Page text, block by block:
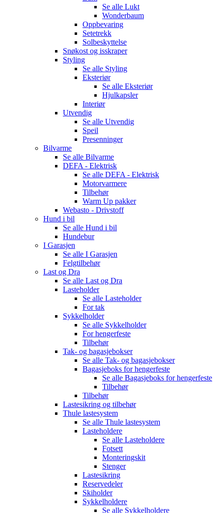
Se alle Lukt
Wonderbaum
Oppbevaring
Setetrekk
Solbeskyttelse
Snøkost og isskraper
Styling
Se alle Styling
Eksteriør
Se alle Eksteriør
Hjulkapsler
Interiør
Utvendig
Se alle Utvendig
Speil
Presenninger
Bilvarme
Se alle Bilvarme
DEFA - Elektrisk
Se alle DEFA - Elektrisk
Motorvarmere
Tilbehør
Warm Up pakker
Webasto - Drivstoff
Hund i bil
Se alle Hund i bil
Hundebur
I Garasjen
Se alle I Garasjen
Felgtilbehør
Last og Dra
Se alle Last og Dra
Lasteholder
Se alle Lasteholder
For tak
Sykkelholder
Se alle Sykkelholder
For hengerfeste
Tilbehør
Tak- og bagasjebokser
Se alle Tak- og bagasjebokser
Bagasjeboks for hengerfeste
Se alle Bagasjeboks for hengerfeste
Tilbehør
Tilbehør
Lastesikring og tilbehør
Thule lastesystem
Se alle Thule lastesystem
Lasteholdere
Se alle Lasteholdere
Fotsett
Monteringskit
Stenger
Lastesikring
Reservedeler
Skiholder
Sykkelholdere
Se alle Sykkelholdere